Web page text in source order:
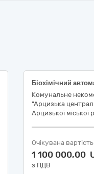
Біохімічний
Комунальне
"Арцизька
Арцизької міської
Очікувана вартість
1 100 000,00
з ПДВ